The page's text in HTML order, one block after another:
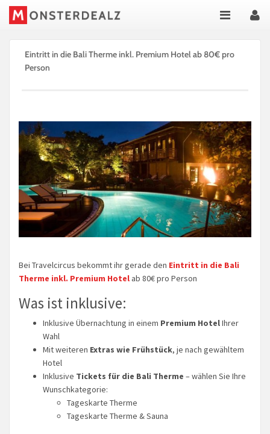
Eintritt in die Bali Therme inkl. Premium Hotel ab 80€ pro
Person
Bei Travelcircus bekommt ihr gerade den Eintritt in die Bali
Therme inkl. Premium Hotel ab 80€ pro Person
Was ist inklusive:
Inklusive Übernachtung in einem Premium HotelIhrer
Wahl
Mit weiteren Extras wie Frühstück, je nach gewähltem
Hotel
Inklusive Tickets für die Bali Therme – wählen Sie Ihre
Wunschkategorie:
Tageskarte Therme
Tageskarte Therme & Sauna